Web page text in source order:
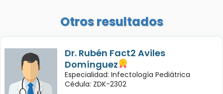
Otros resultados
Dr. Rubén Fact2 Aviles
Domínguez
Especialidad: Infectología Pediátrica
Cédula: ZDK-2302